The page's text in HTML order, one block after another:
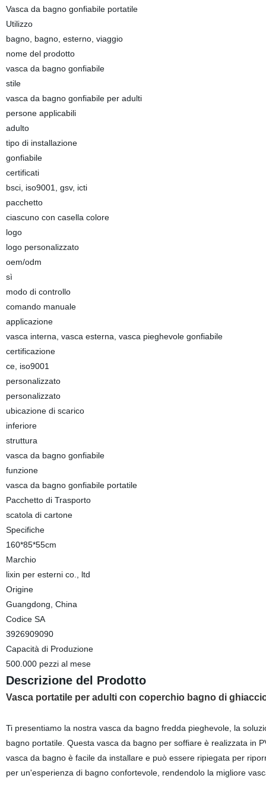
Vasca da bagno gonfiabile portatile
Utilizzo
bagno, bagno, esterno, viaggio
nome del prodotto
vasca da bagno gonfiabile
stile
vasca da bagno gonfiabile per adulti
persone applicabili
adulto
tipo di installazione
gonfiabile
certificati
bsci, iso9001, gsv, icti
pacchetto
ciascuno con casella colore
logo
logo personalizzato
oem/odm
sì
modo di controllo
comando manuale
applicazione
vasca interna, vasca esterna, vasca pieghevole gonfiabile
certificazione
ce, iso9001
personalizzato
personalizzato
ubicazione di scarico
inferiore
struttura
vasca da bagno gonfiabile
funzione
vasca da bagno gonfiabile portatile
Pacchetto di Trasporto
scatola di cartone
Specifiche
160*85*55cm
Marchio
lixin per esterni co., ltd
Origine
Guangdong, China
Codice SA
3926909090
Capacità di Produzione
500.000 pezzi al mese
Descrizione del Prodotto
Vasca portatile per adulti con coperchio bagno di
Ti presentiamo la nostra vasca da bagno fredda pieghevole, la
bagno portatile. Questa vasca da bagno per soffiare è realizzata in
vasca da bagno è facile da installare e può essere ripiegata per
per un'esperienza di bagno confortevole, rendendolo la migliore